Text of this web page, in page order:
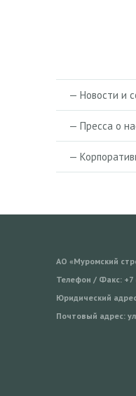
— Новости и
— Пресса о
—
АО «Муромский
Телефон / Факс: +7
Юридический
Почтовый адрес: